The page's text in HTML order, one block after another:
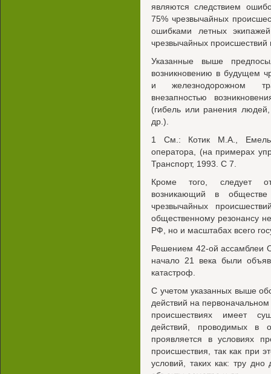
являются следствием
75% чрезвычайных
ошибками летных
чрезвычайных
Указанные выше
возникновению в будущем
и железнодорожном
внезапностью
(гибель или ранения
др.).
1 См.: Котик М.А.,
оператора, (на примерах
Транспорт, 1993. С 7.
Кроме того, следует
возникающий в
чрезвычайных
общественному резонансу
РФ, но и масштабах всего
Решением 42-ой ассамблеи
начало 21 века были
катастроф.
С учетом указанных выше
действий на
происшествиях имеет
действий, проводимых в
проявляется в условиях
происшествия, так как при
условий, таких как: тру дно